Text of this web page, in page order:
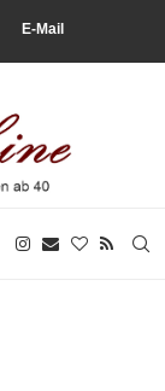
E-Mail